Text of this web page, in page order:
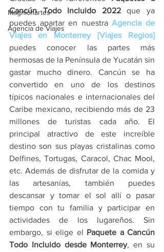
Magnichartes
Agencia de Viajes
Cancún Todo Incluido 2022 que ya
puedes apartar en nuestra Agencia de
Viajes en Monterrey [Viajes Regios]
puedes conocer las partes más
hermosas de la Península de Yucatán sin
gastar mucho dinero. Cancún se ha
convertido en uno de los destinos
típicos nacionales e internacionales del
Caribe mexicano, recibiendo más de 23
millones de turistas cada año. El
principal atractivo de este increíble
destino son sus playas cristalinas como
Delfines, Tortugas, Caracol, Chac Mool,
etc. Además de disfrutar de la comida y
las artesanías, también puedes
descansar y tomar el sol allí o pasar
tiempo con tu familia y participar en
actividades de los lugareños. Sin
embargo, si elige el Paquete a Cancún
Todo Incluido desde Monterrey, en su